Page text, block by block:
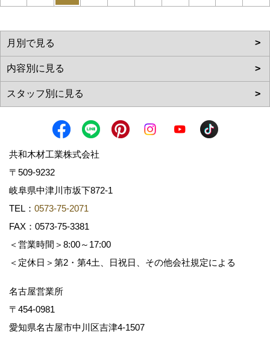
共和木材工業株式会社
〒509-9232
岐阜県中津川市坂下872‐1
TEL： 0573-75-2071
FAX：0573-75-3381
＜営業時間＞8:00～17:00
＜定休日＞第2・第4土、日祝日、その他会社規定による
名古屋営業所
〒454-0981
愛知県名古屋市中川区吉津4-1507